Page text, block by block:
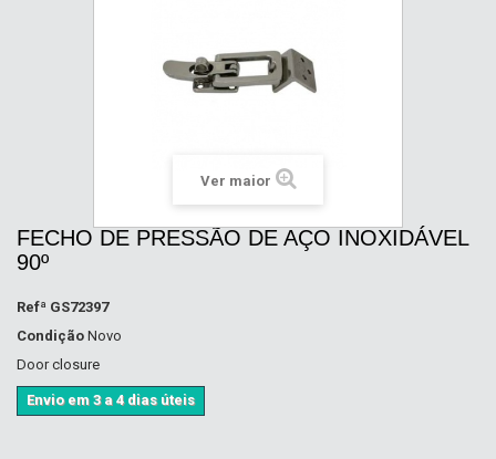
Ver maior
FECHO DE PRESSÃO DE AÇO INOXIDÁVEL
90º
Refª GS72397
Condição Novo
Door closure
Envio em 3 a 4 dias úteis